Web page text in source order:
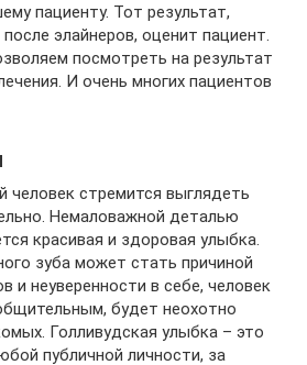
пациенту. Тот результат,
элайнеров, оценит пациент.
посмотреть на результат
И очень многих пациентов
стремится выглядеть
Немаловажной деталью
красивая и здоровая улыбка.
зуба может стать причиной
и неуверенности в себе, человек
будет неохотно
Голливудская улыбка – это
публичной личности, за